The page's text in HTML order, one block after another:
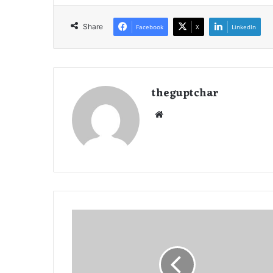
Share Facebook X LinkedIn
theguptchar